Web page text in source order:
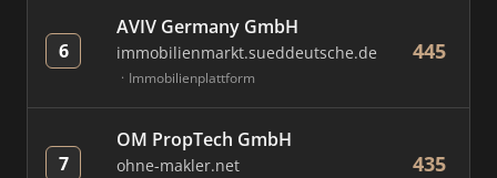
6
AVIV Germany GmbH
immobilienmarkt.sueddeutsche.de
Immobilienplattform
445
7
OM PropTech GmbH
ohne-makler.net 435